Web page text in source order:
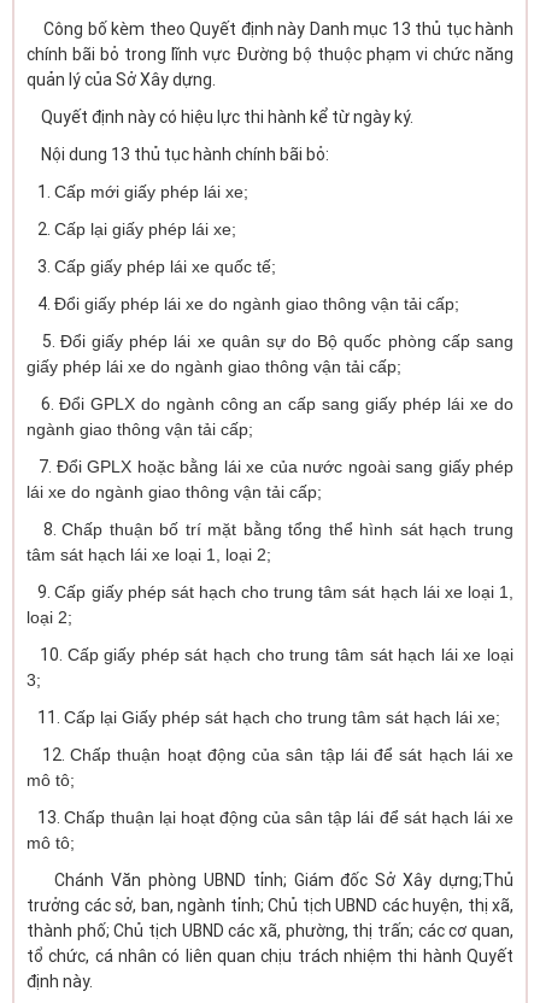
Công bố kèm theo Quyết định này Danh mục 13 thủ tục hành
chính bãi bỏ trong lĩnh vực Đường bộ thuộc phạm vi chức năng
quản lý của Sở Xây dựng.
Quyết định này có hiệu lực thi hành kể từ ngày ký.
Nội dung 13 thủ tục hành chính bãi bỏ:
1. Cấp mới giấy phép lái xe;
2. Cấp lại giấy phép lái xe;
3. Cấp giấy phép lái xe quốc tế;
4. Đổi giấy phép lái xe do ngành giao thông vận tải cấp;
5. Đổi giấy phép lái xe quân sự do Bộ quốc phòng cấp sang
giấy phép lái xe do ngành giao thông vận tải cấp;
6. Đổi GPLX do ngành công an cấp sang giấy phép lái xe do
ngành giao thông vận tải cấp;
7. Đổi GPLX hoặc bằng lái xe của nước ngoài sang giấy phép
lái xe do ngành giao thông vận tải cấp;
8.Chấp thuận bố trí mặt bằng tổng thể hình sát hạch trung
tâm sát hạch lái xe loại 1, loại 2;
9.Cấp giấy phép sát hạch cho trung tâm sát hạch lái xe loại 1,
loại 2;
10. Cấp giấy phép sát hạch cho trung tâm sát hạch lái xe loại
3;
11. Cấp lại Giấy phép sát hạch cho trung tâm sát hạch lái xe;
12. Chấp thuận hoạt động của sân tập lái để sát hạch lái xe
mô tô;
13.Chấp thuận lại hoạt động của sân tập lái để sát hạch lái xe
mô tô;
Chánh Văn phòng UBND tỉnh; Giám đốc Sở Xây dựng;Thủ
trưởng các sở, ban, ngành tỉnh; Chủ tịch UBND các huyện, thị xã,
thành phố; Chủ tịch UBND các xã, phường, thị trấn; các cơ quan,
tổ chức, cá nhân có liên quan chịu trách nhiệm thi hành Quyết
định này.